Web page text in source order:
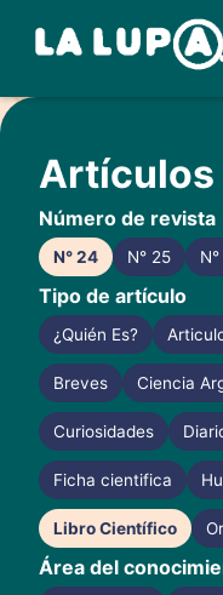
Skip
to
contentArtículos
Número de revista
N° 24 N° 25
Tipo de artículo
¿Quién Es?
Breves Ciencia
Curiosidades
Ficha cientifica
Libro Científico
Área del